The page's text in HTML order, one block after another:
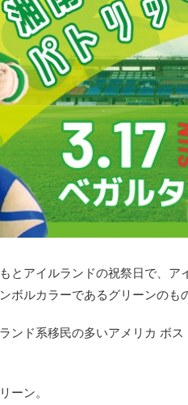
とアイルランドの祝祭日で、
ボルカラーであるグリーンのも
ンド系移民の多いアメリカ ボ
ーン。